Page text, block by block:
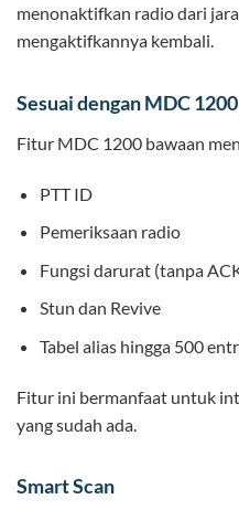
menonaktifkan radio dari
mengaktifkannya kembali.
Sesuai dengan MDC
Fitur MDC 1200 bawaan
PTT ID
Pemeriksaan radio
Fungsi darurat (tanpa
Stun dan Revive
Tabel alias hingga 500
Fitur ini bermanfaat untuk
yang sudah ada.
Smart Scan